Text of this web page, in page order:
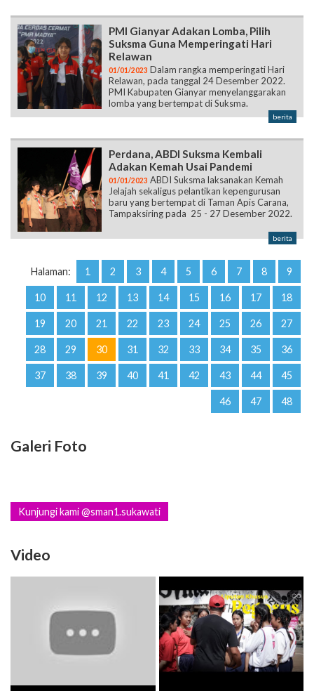
PMI Gianyar Adakan Lomba, Pilih
Suksma Guna Memperingati Hari
Relawan
01/01/2023 Dalam rangka memperingati Hari
Relawan, pada tanggal 24 Desember 2022.
PMI Kabupaten Gianyar menyelanggarakan
lomba yang bertempat di Suksma.
berita
Perdana, ABDI Suksma Kembali
Adakan Kemah Usai Pandemi
01/01/2023 ABDI Suksma laksanakan Kemah
Jelajah sekaligus pelantikan kepengurusan
baru yang bertempat di Taman Apis Carana,
Tampaksiring pada 25 - 27 Desember 2022.
berita
Halaman: 1 2 3 4 5 6 7 8 9
10 11 12 13 14 15 16 17 18
19 20 21 22 23 24 25 26 27
28 29 30 31 32 33 34 35 36
37 38 39 40 41 42 43 44 45
46 47 48
Galeri Foto
Kunjungi kami @sman1.sukawati
Video